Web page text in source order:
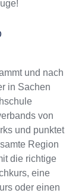
und nach
in Sachen
von
und punktet
Region
die richtige
eine
oder einen